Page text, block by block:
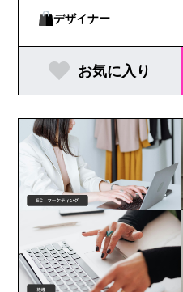
デザイナー
お気に入り